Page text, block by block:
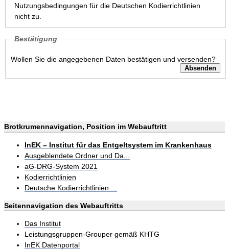
Nutzungsbedingungen für die Deutschen Kodierrichtlinien
nicht zu.
Bestätigung
Wollen Sie die angegebenen Daten bestätigen und versenden?
Brotkrumennavigation, Position im Webauftritt
InEK – Institut für das Entgeltsystem im Krankenhaus
Ausgeblendete Ordner und Da...
aG-DRG-System 2021
Kodierrichtlinien
Deutsche Kodierrichtlinien ...
Seitennavigation des Webauftritts
Das Institut
Leistungsgruppen-Grouper gemäß KHTG
InEK Datenportal